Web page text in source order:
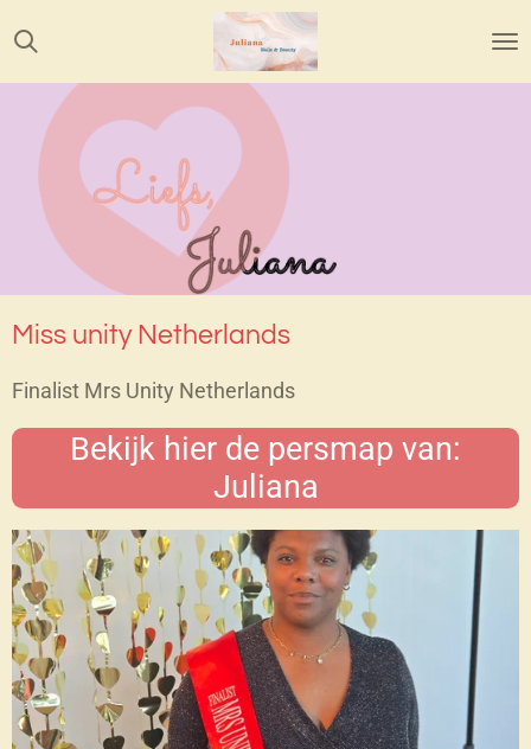
Ga
direct
naar
hoofdinhoud
Miss unity Netherlands
Finalist Mrs Unity Netherlands
Bekijk hier de persmap van:
Juliana